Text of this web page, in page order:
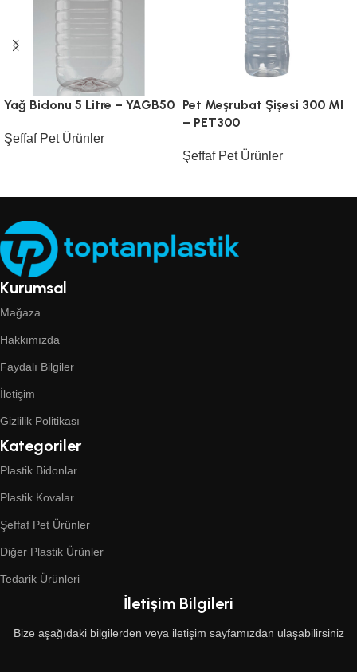
Yağ Bidonu 5 Litre – YAGB50
Şeffaf Pet Ürünler
Pet Meşrubat Şişesi 300 Ml
– PET300
Şeffaf Pet Ürünler
Kurumsal
Mağaza
Hakkımızda
Faydalı Bilgiler
İletişim
Gizlilik Politikası
Kategoriler
Plastik Bidonlar
Plastik Kovalar
Şeffaf Pet Ürünler
Diğer Plastik Ürünler
Tedarik Ürünleri
İletişim Bilgileri
Bize aşağıdaki bilgilerden veya iletişim sayfamızdan ulaşabilirsiniz